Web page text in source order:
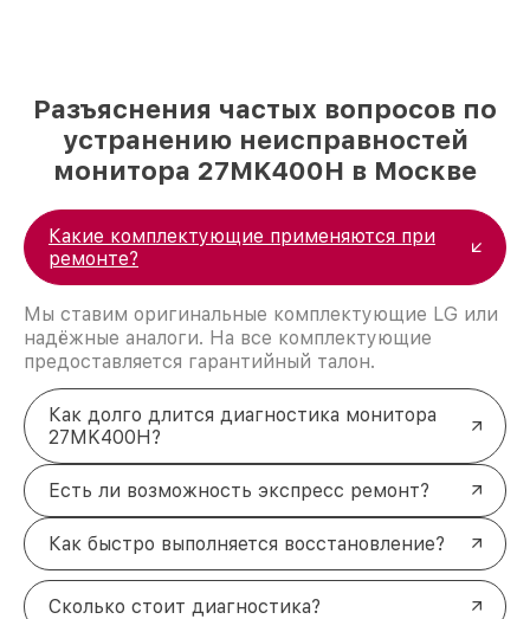
Разъяснения частых вопросов по
устранению неисправностей
монитора 27MK400H в Москве
Какие комплектующие применяются при
ремонте?
Мы ставим оригинальные комплектующие LG или
надёжные аналоги. На все комплектующие
предоставляется гарантийный талон.
Как долго длится диагностика монитора
27MK400H?
Есть ли возможность экспресс ремонт?
Как быстро выполняется восстановление?
Сколько стоит диагностика?